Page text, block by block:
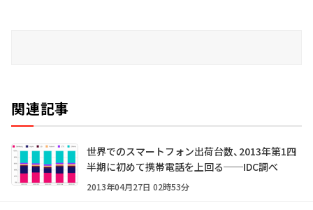
関連記事
世界でのスマートフォン出荷台数、2013年第1四
半期に初めて携帯電話を上回る──IDC調べ
2013年04月27日 02時53分